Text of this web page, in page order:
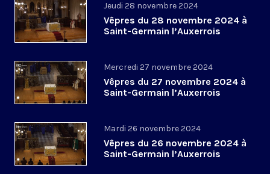
Jeudi 28 novembre 2024
Vêpres du 28 novembre 2024 à
Saint-Germain l’Auxerrois
Mercredi 27 novembre 2024
Vêpres du 27 novembre 2024 à
Saint-Germain l’Auxerrois
Mardi 26 novembre 2024
Vêpres du 26 novembre 2024 à
Saint-Germain l’Auxerrois